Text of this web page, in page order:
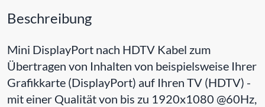
Beschreibung
Mini DisplayPort nach HDTV Kabel zum
Übertragen von Inhalten von beispielsweise Ihrer
Grafikkarte (DisplayPort) auf Ihren TV (HDTV) -
mit einer Qualität von bis zu 1920x1080 @60Hz,